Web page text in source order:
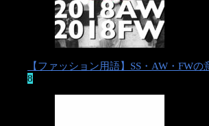
【ファッション用語】SS・AW・FW
8
新着記事アラームはTwitterから